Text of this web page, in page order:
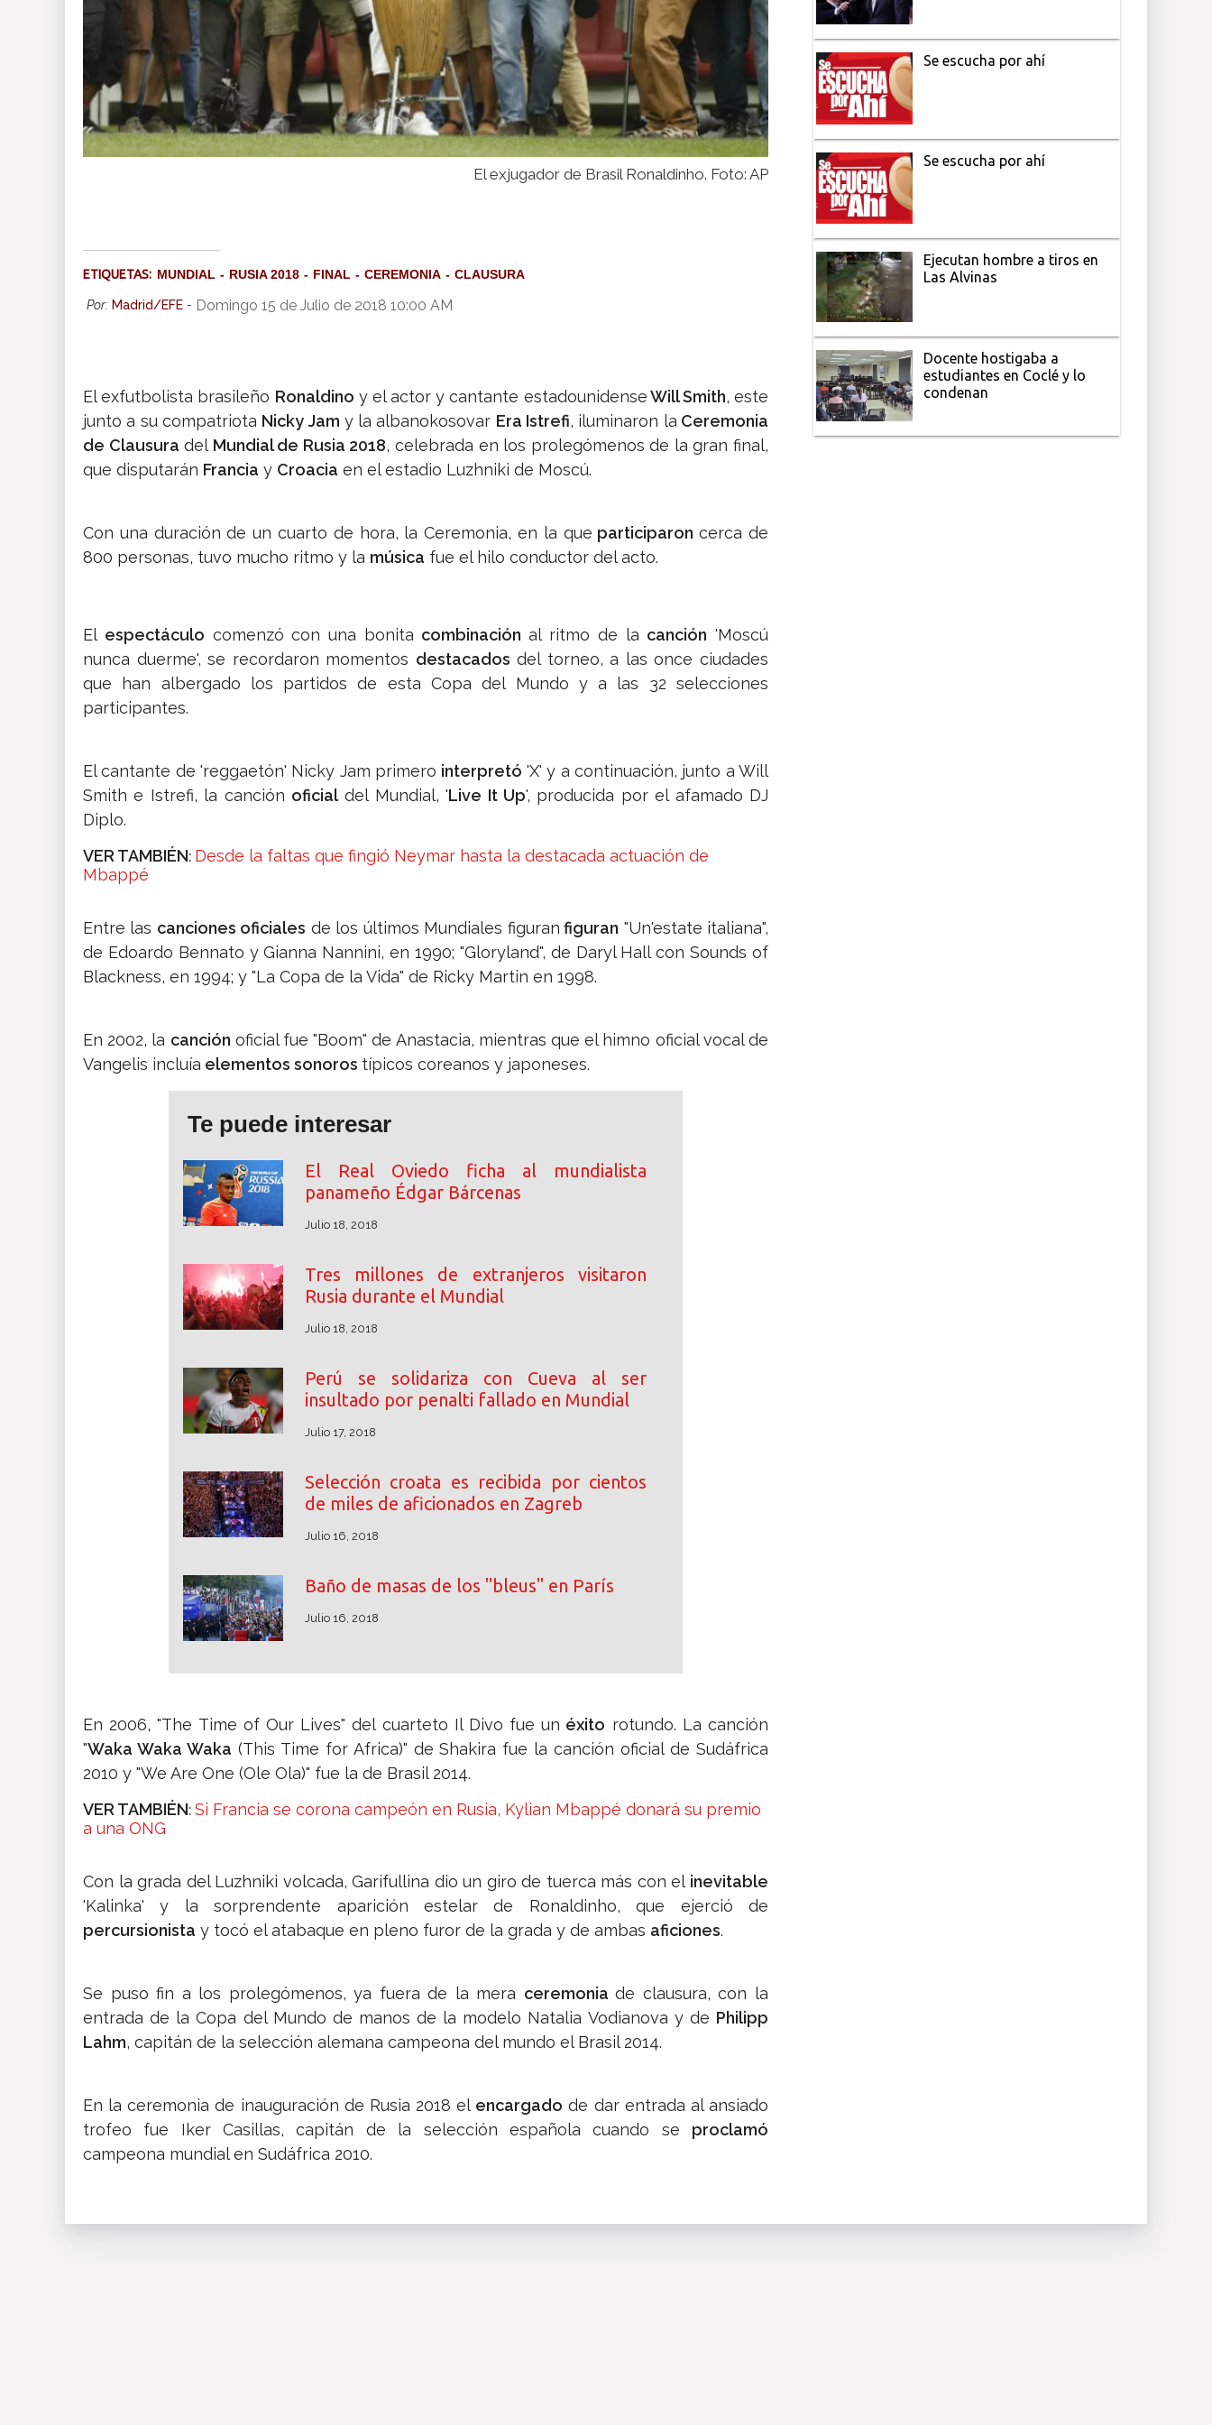
El exjugador de Brasil Ronaldinho. Foto: AP
ETIQUETAS: MUNDIAL RUSIA 2018 FINAL CEREMONIA CLAUSURA
Por: Madrid/EFE - Domingo 15 de Julio de 2018 10:00 AM
El exfutbolista brasileño Ronaldino y el actor y cantante estadounidenseWill Smith, este
junto a su compatriota Nicky Jam y la albanokosovar Era Istrefi, iluminaron la Ceremonia
de Clausura del Mundial de Rusia 2018, celebrada en los prolegómenos de la gran final,
que disputarán Francia y Croacia en el estadio Luzhniki de Moscú.
Con una duración de un cuarto de hora, la Ceremonia, en la que participaroncerca de
800 personas, tuvo mucho ritmo y la música fue el hilo conductor del acto.
El espectáculo comenzó con una bonita combinación al ritmo de la canción 'Moscú
nunca duerme', se recordaron momentos destacados del torneo, a las once ciudades
que han albergado los partidos de esta Copa del Mundo y a las 32 selecciones
participantes.
El cantante de 'reggaetón' Nicky Jam primero interpretó 'X' y a continuación, junto a Will
Smith e Istrefi, la canción oficialdel Mundial, 'Live It Up', producida por el afamado DJ
Diplo.
VER TAMBIÉN: Desde la faltas que fingió Neymar hasta la destacada actuación de
Mbappé
Entre las canciones oficiales de los últimos Mundiales figuran figuran "Un'estate italiana",
de Edoardo Bennato y Gianna Nannini, en 1990; "Gloryland", de Daryl Hall con Sounds of
Blackness, en 1994; y "La Copa de la Vida" de Ricky Martin en 1998.
En 2002, la canción oficial fue "Boom" de Anastacia, mientras que el himno oficial vocal de
Vangelis incluía elementos sonoros típicos coreanos y japoneses.
Te puede interesar
El Real Oviedo ficha al mundialista
panameño Édgar Bárcenas
Julio 18, 2018
Tres millones de extranjeros visitaron
Rusia durante el Mundial
Julio 18, 2018
Perú se solidariza con Cueva al ser
insultado por penalti fallado en Mundial
Julio 17, 2018
Selección croata es recibida por cientos
de miles de aficionados en Zagreb
Julio 16, 2018
Baño de masas de los "bleus" en París
Julio 16, 2018
En 2006, "The Time of Our Lives" del cuarteto Il Divo fue un éxito rotundo. La canción
"Waka Waka Waka (This Time for Africa)" de Shakira fue la canción oficial de Sudáfrica
2010 y "We Are One (Ole Ola)" fue la de Brasil 2014.
VER TAMBIÉN: Si Francia se corona campeón en Rusia, Kylian Mbappé donará su premio
a una ONG
Con la grada del Luzhniki volcada, Garifullina dio un giro de tuerca más con el inevitable
'Kalinka' y la sorprendente aparición estelar de Ronaldinho, que ejerció de
percursionista y tocó el atabaque en pleno furor de la grada y de ambas aficiones.
Se puso fin a los prolegómenos, ya fuera de la mera ceremoniade clausura, con la
entrada de la Copa del Mundo de manos de la modelo Natalia Vodianova y de Philipp
Lahm, capitán de la selección alemana campeona del mundo el Brasil 2014.
En la ceremonia de inauguración de Rusia 2018 el encargado de dar entrada al ansiado
trofeo fue Iker Casillas, capitán de la selección española cuando se proclamó
campeona mundial en Sudáfrica 2010.
Se escucha por ahí
Se escucha por ahí
Ejecutan hombre a tiros en
Las Alvinas
Docente hostigaba a
estudiantes en Coclé y lo
condenan